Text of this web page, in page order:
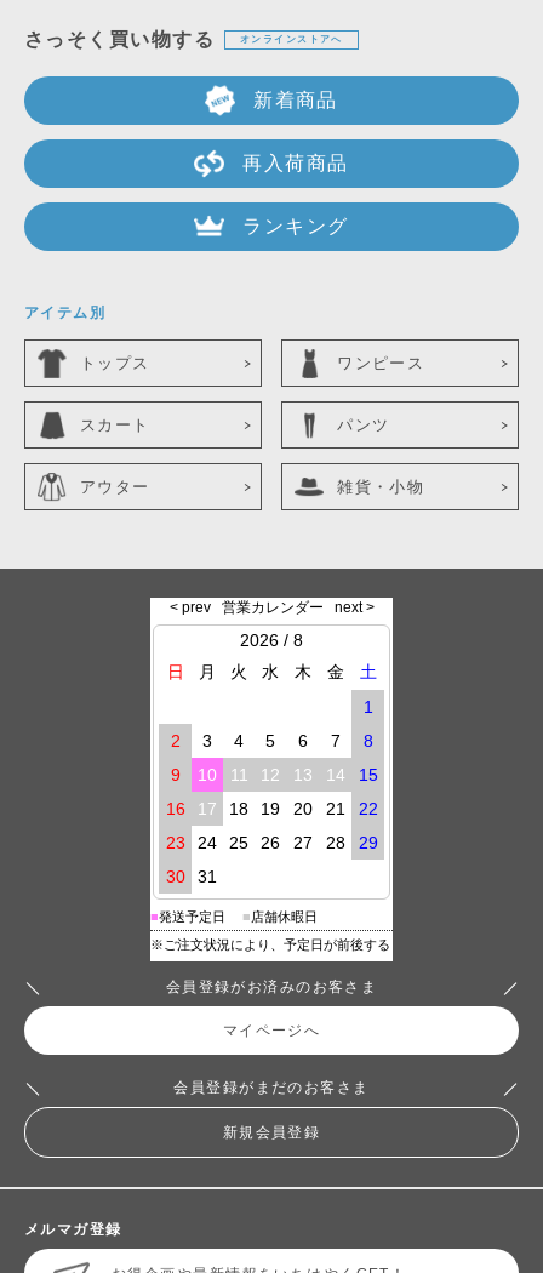
さっそく買い物する オンラインストアへ
新着商品
再入荷商品
ランキング
アイテム別
トップス ワンピース
スカート パンツ
アウター 雑貨・小物
会員登録がお済みのお客さま
マイページへ
会員登録がまだのお客さま
新規会員登録
メルマガ登録